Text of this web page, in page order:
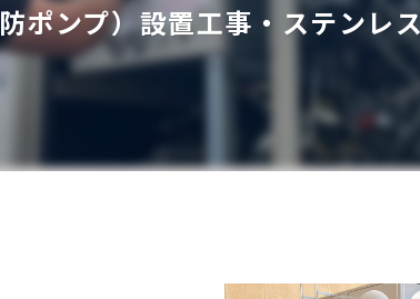
ポンプ）設置工事・ステンレ